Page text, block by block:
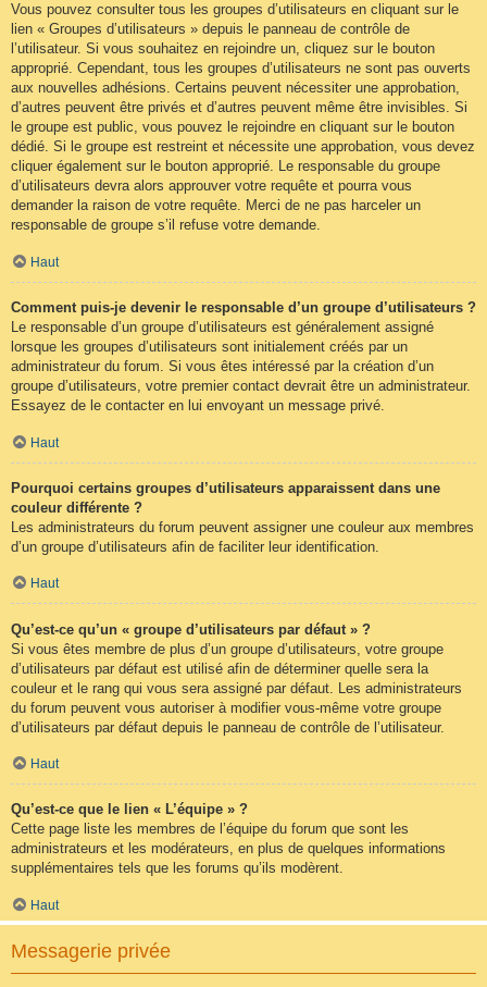
Vous pouvez consulter tous les groupes d’utilisateurs en cliquant sur le
lien « Groupes d’utilisateurs » depuis le panneau de contrôle de
l’utilisateur. Si vous souhaitez en rejoindre un, cliquez sur le bouton
approprié. Cependant, tous les groupes d’utilisateurs ne sont pas ouverts
aux nouvelles adhésions. Certains peuvent nécessiter une approbation,
d’autres peuvent être privés et d’autres peuvent même être invisibles. Si
le groupe est public, vous pouvez le rejoindre en cliquant sur le bouton
dédié. Si le groupe est restreint et nécessite une approbation, vous devez
cliquer également sur le bouton approprié. Le responsable du groupe
d’utilisateurs devra alors approuver votre requête et pourra vous
demander la raison de votre requête. Merci de ne pas harceler un
responsable de groupe s’il refuse votre demande.
Haut
Comment puis-je devenir le responsable d’un groupe d’utilisateurs ?
Le responsable d’un groupe d’utilisateurs est généralement assigné
lorsque les groupes d’utilisateurs sont initialement créés par un
administrateur du forum. Si vous êtes intéressé par la création d’un
groupe d’utilisateurs, votre premier contact devrait être un administrateur.
Essayez de le contacter en lui envoyant un message privé.
Haut
Pourquoi certains groupes d’utilisateurs apparaissent dans une
couleur différente ?
Les administrateurs du forum peuvent assigner une couleur aux membres
d’un groupe d’utilisateurs afin de faciliter leur identification.
Haut
Qu’est-ce qu’un « groupe d’utilisateurs par défaut » ?
Si vous êtes membre de plus d’un groupe d’utilisateurs, votre groupe
d’utilisateurs par défaut est utilisé afin de déterminer quelle sera la
couleur et le rang qui vous sera assigné par défaut. Les administrateurs
du forum peuvent vous autoriser à modifier vous-même votre groupe
d’utilisateurs par défaut depuis le panneau de contrôle de l’utilisateur.
Haut
Qu’est-ce que le lien « L’équipe » ?
Cette page liste les membres de l’équipe du forum que sont les
administrateurs et les modérateurs, en plus de quelques informations
supplémentaires tels que les forums qu’ils modèrent.
Haut
Messagerie privée